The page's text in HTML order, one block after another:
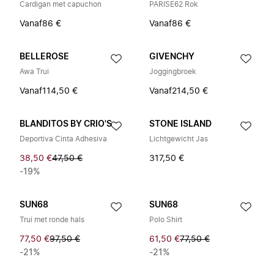
Cardigan met capuchon
Vanaf86 €
PARISE62 Rok
Vanaf86 €
BELLEROSE
Awa Trui
Vanaf114,50 €
GIVENCHY
Joggingbroek
Vanaf214,50 €
BLANDITOS BY CRIO'S
Deportiva Cinta Adhesiva
38,50 €47,50 €
-19%
STONE ISLAND
Lichtgewicht Jas
317,50 €
SUN68
Trui met ronde hals
77,50 €97,50 €
-21%
SUN68
Polo Shirt
61,50 €77,50 €
-21%